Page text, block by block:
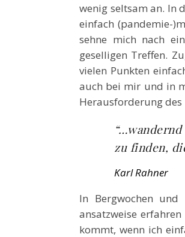
wenig seltsam an. In
einfach (pandemie-
sehne mich nach
geselligen Treffen.
vielen Punkten
auch bei mir und in
Herausforderung des
zu finden,
Karl Rahner
In Bergwochen
ansatzweise
kommt, wenn ich